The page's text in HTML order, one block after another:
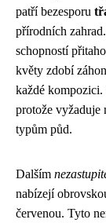
patří bezesporu
přírodních
schopností
květy zdobí
každé
protože vyžaduje
typům půd.
Dalším
nabízejí
červenou. Tyto